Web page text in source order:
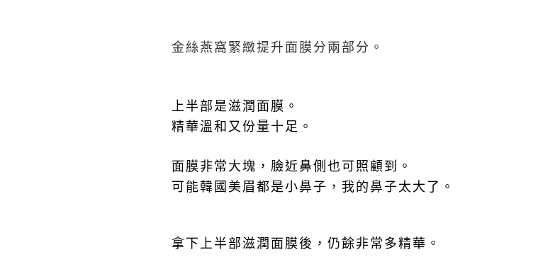
金絲燕窩緊緻提升面膜分兩部分。
上半部是滋潤 面膜 。
精華溫和又份量十足。
面膜 非常大塊，臉近鼻側也可照顧到。
可能韓國美眉都是小鼻子，我的鼻子太大了。
拿下上半部滋潤 面膜後，仍餘非常多精華。